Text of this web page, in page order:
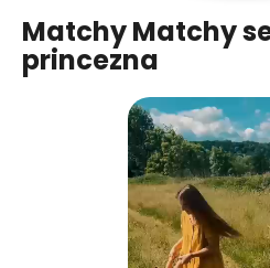
Matchy Matchy
princezna